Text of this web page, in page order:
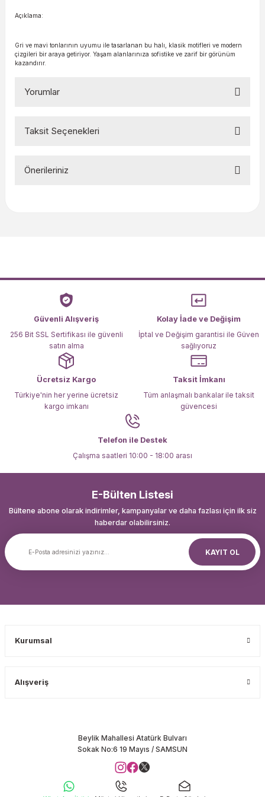
Açıklama:
Gri ve mavi tonlarının uyumu ile tasarlanan bu halı, klasik motifleri ve modern
çizgileri bir araya getiriyor. Yaşam alanlarınıza sofistike ve zarif bir görünüm
kazandırır.
Yorumlar
Taksit Seçenekleri
Önerileriniz
Ürün açıklamasında eksik bilgiler bulunuyor.
Ürün bilgilerinde hatalar bulunuyor.
Ürün fiyatı diğer sitelerden daha pahalı.
Bu ürüne benzer farklı alternatifler olmalı.
Güvenli Alışveriş
256 Bit SSL Sertifikası ile güvenli
satın alma
Kolay İade ve Değişim
İptal ve Değişim garantisi ile Güven
sağlıyoruz
Ücretsiz Kargo
Türkiye'nin her yerine ücretsiz
kargo imkanı
Taksit İmkanı
Tüm anlaşmalı bankalar ile taksit
güvencesi
Telefon ile Destek
Çalışma saatleri 10:00 - 18:00 arası
E-Bülten Listesi
Bültene abone olarak indirimler, kampanyalar ve daha fazlası için ilk siz
haberdar olabilirsiniz.
KAYIT OL
Kurumsal
Alışveriş
Beylik Mahallesi Atatürk Bulvarı
Sokak No:6 19 Mayıs / SAMSUN